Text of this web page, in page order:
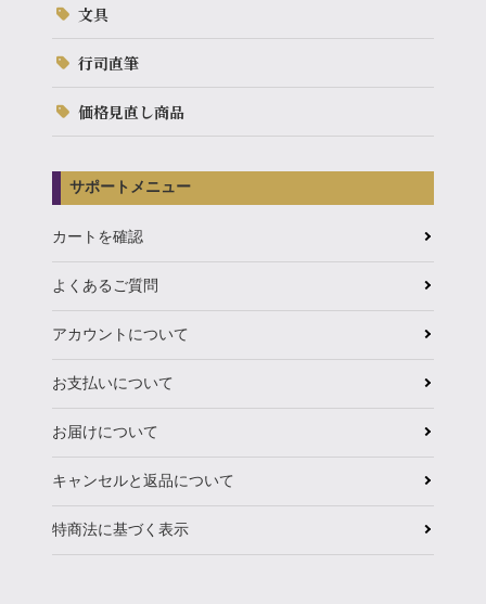
文具
行司直筆
価格見直し商品
サポートメニュー
カートを確認
よくあるご質問
アカウントについて
お支払いについて
お届けについて
キャンセルと返品について
特商法に基づく表示